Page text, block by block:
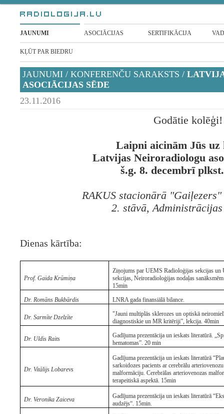
JAUNUMI ASOCIĀCIJAS SERTIFIKĀCIJA
KĻŪT PAR BIEDRU
JAUNUMI / KONFERENČU SARAKSTS /
ASOCIĀCIJAS SĒDE
23.11.2016
Godātie kolēģi!
Laipni aicinām Jūs
Latvijas Neiroradiologu
š.g. 8. decembrī
RAKUS stacionārā
2. stāvā,
Dienas kārtība:
Prof. Gaida Krūmiņa
Ziņojums par UEMS Radioloģijas sekcijas un
sekcijas, Neiroradioloģijas nodaļas
15min
Dr. Romāns Bukbārdis
LNRA gada finansiālā bilance.
Dr. Sarmīte Dzelzīte
"Jauni multiplās sklerozes un optiskā
diagnostiskie un MR kritēriji”, lekcija. 40min
Dr. Uldis Raits
Gadījuma prezentācija un ieskats literatūrā.
hematomas”. 20 min
Dr. Vitālijs Lobarevs
Gadījuma prezentācija un ieskats literatūrā
sarkoidozes pacients ar cerebrālu arteriovenozu
malformāciju. Cerebrālas arteriovenozas
terapeitiskā aspektā. 15min
Dr. Veronika Zaiceva
Gadījuma prezentācija un ieskats literatūrā
audzējs“. 15min.